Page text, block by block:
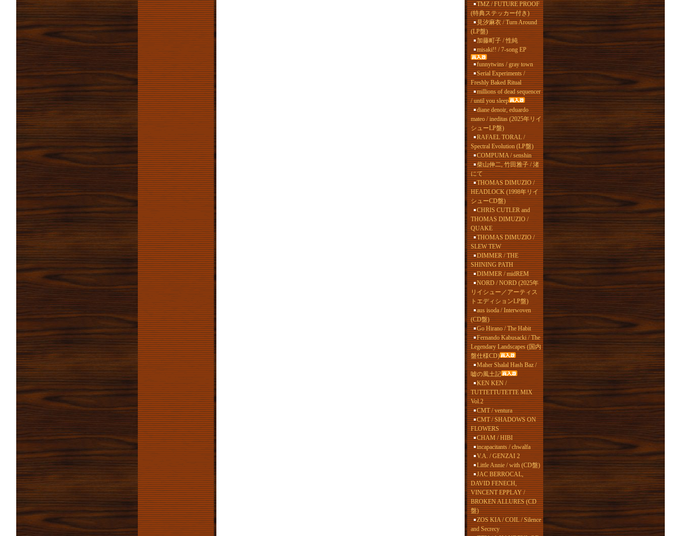
TMZ / FUTURE PROOF
(特典ステッカー付き)
見汐麻衣 / Turn Around
(LP盤)
加藤町子 / 性純
misaki!! / 7-song EP
funnytwins / gray town
Serial Experiments /
Freshly Baked Ritual
millions of dead sequencer
/ until you sleep
diane denoir, eduardo
mateo / ineditas (2025年リイ
シューLP盤)
RAFAEL TORAL /
Spectral Evolution (LP盤)
COMPUMA / senshin
柴山伸二, 竹田雅子 / 渚
にて
THOMAS DIMUZIO /
HEADLOCK (1998年リイ
シューCD盤)
CHRIS CUTLER and
THOMAS DIMUZIO /
QUAKE
THOMAS DIMUZIO /
SLEW TEW
DIMMER / THE
SHINING PATH
DIMMER / midREM
NORD / NORD (2025年
リイシュー／アーティス
トエディションLP盤)
aus isoda / Interwoven
(CD盤)
Go Hirano / The Habit
Fernando Kabusacki / The
Legendary Landscapes (国内
盤仕様CD)
Maher Shalal Hash Baz /
嘘の風土記
KEN KEN /
TUTTETTUTETTE MIX
Vol.2
CMT / ventura
CMT / SHADOWS ON
FLOWERS
CHAM / HIBI
incapacitants / chwalfa
V.A. / GENZAI 2
Little Annie / with (CD盤)
JAC BERROCAL,
DAVID FENECH,
VINCENT EPPLAY /
BROKEN ALLURES (CD
盤)
ZOS KIA / COIL / Silence
and Secrecy